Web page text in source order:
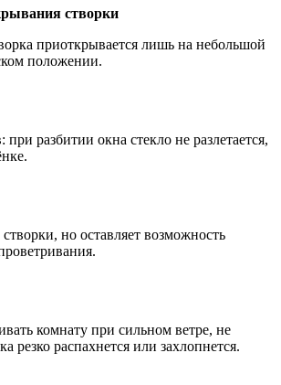
створки
приоткрывается лишь на небольшой
положении.
при разбитии окна стекло не разлетается,
но оставляет возможность
комнату при сильном ветре, не
резко распахнется или захлопнется.